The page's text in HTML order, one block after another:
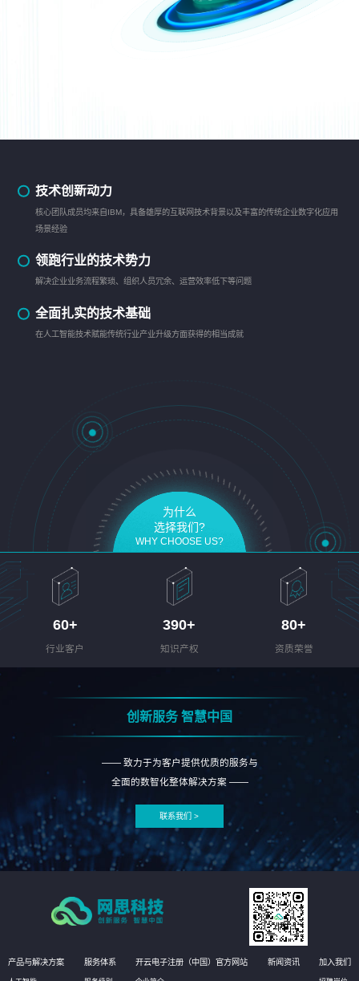
技术创新动力
核心团队成员均来自IBM，具备雄厚的互联网技术背景以及丰富的传统企业数字化应用
场景经验
领跑行业的技术势力
解决企业业务流程繁琐、组织人员冗余、运营效率低下等问题
全面扎实的技术基础
在人工智能技术赋能传统行业产业升级方面获得的相当成就
为什么
选择我们?
WHY CHOOSE US?
60+
行业客户
390+
知识产权
80+
资质荣誉
创新服务 智慧中国
—— 致力于为客户提供优质的服务与
全面的数智化整体解决方案 ——
联系我们 >
产品与解决方案 服务体系 开云电子注册（中国）官方网站 新闻资讯 加入我们